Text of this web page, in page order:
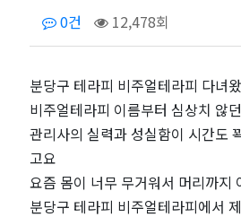
테
라
피
비
0건 12,478회
분당구 테라피 비주얼테라피 다녀
비주얼테라피 이름부터 심상치 않
관리사의 실력과 성실함이 시간도
고요
요즘 몸이 너무 무거워서 머리까지
분당구 테라피 비주얼테라피에서